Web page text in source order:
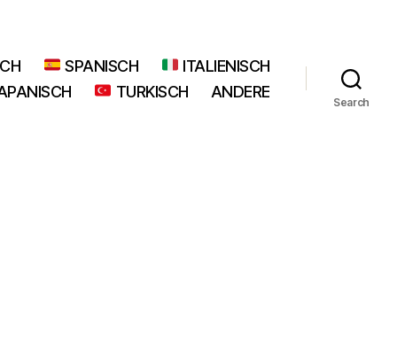
SPANISCH
ITALIENISCH
TURKISCH ANDERE
Search